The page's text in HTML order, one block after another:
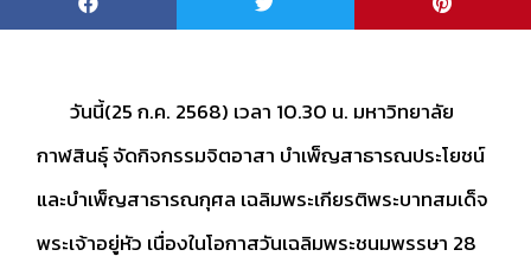
วันนี้(25 ก.ค. 2568) เวลา 10.30 น. มหาวิทยาลัย
กาฬสินธุ์ จัดกิจกรรมจิตอาสา บำเพ็ญสาธารณประโยชน์
และบำเพ็ญสาธารณกุศล เฉลิมพระเกียรติพระบาทสมเด็จ
พระเจ้าอยู่หัว เนื่องในโอกาสวันเฉลิมพระชนมพรรษา 28